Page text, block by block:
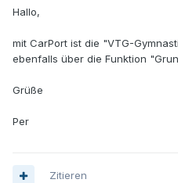
Hallo,
mit CarPort ist die "VTG-
ebenfalls über die Funktion
Grüße
Per
Zitieren